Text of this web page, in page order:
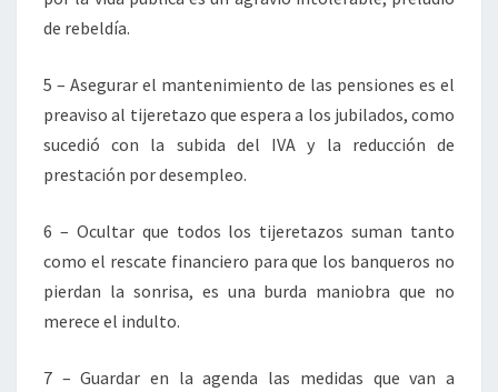
de rebeldía.
5 – Asegurar el mantenimiento de las pensiones es el
preaviso al tijeretazo que espera a los jubilados, como
sucedió con la subida del IVA y la reducción de
prestación por desempleo.
6 – Ocultar que todos los tijeretazos suman tanto
como el rescate financiero para que los banqueros no
pierdan la sonrisa, es una burda maniobra que no
merece el indulto.
7 – Guardar en la agenda las medidas que van a